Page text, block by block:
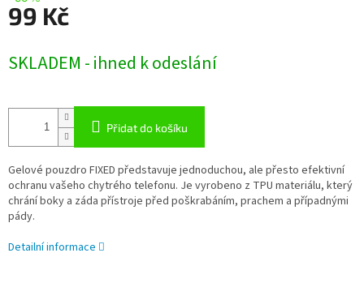
99 Kč
cena:
SKLADEM - ihned k odeslání
Přidat do košíku
Gelové pouzdro FIXED představuje jednoduchou, ale přesto efektivní
ochranu vašeho chytrého telefonu. Je vyrobeno z TPU materiálu, který
chrání boky a záda přístroje před poškrabáním, prachem a případnými
pády.
Detailní informace